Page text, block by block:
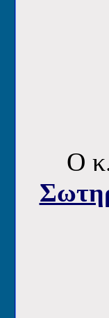
O